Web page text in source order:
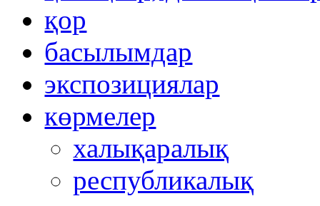
қор
басылымдар
экспозициялар
көрмелер
халықаралық
республикалық